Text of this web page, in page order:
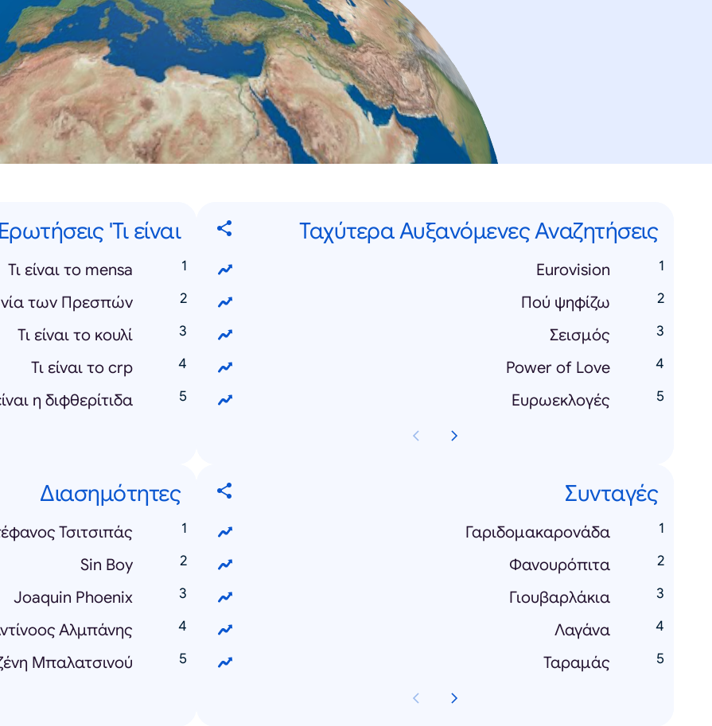
Ταχύτερα Αυξανόμενες Αναζητήσεις
Eurovision
Πού ψηφίζω
Σεισμός
Power of Love
Ευρωεκλογές
Ερωτήσεις 'Τι είναι'
Τι είναι το mensa
των Πρεσπών
Τι είναι το κουλί
Τι είναι το crp
η διφθερίτιδα
Συνταγές
Γαριδομακαρονάδα
Φανουρόπιτα
Γιουβαρλάκια
Λαγάνα
Ταραμάς
Διασημότητες
Τσιτσιπάς
Sin Boy
Joaquin Phoenix
Αλμπάνης
Μπαλατσινού